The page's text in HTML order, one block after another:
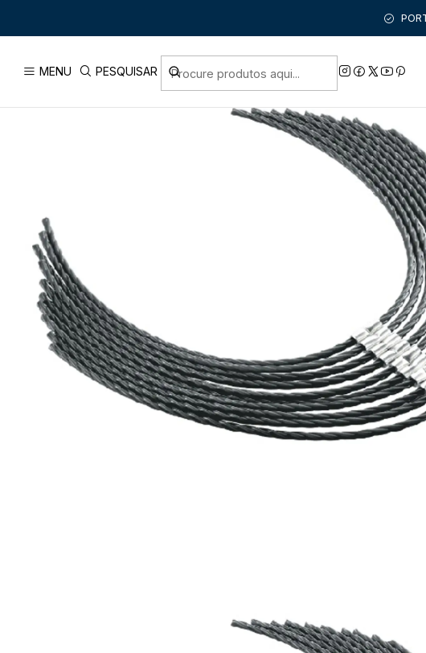
MENU PESQUISAR
FERRAMENTAS COM FIO